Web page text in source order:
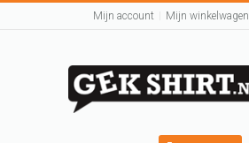
Mijn account Mijn winkelwagen